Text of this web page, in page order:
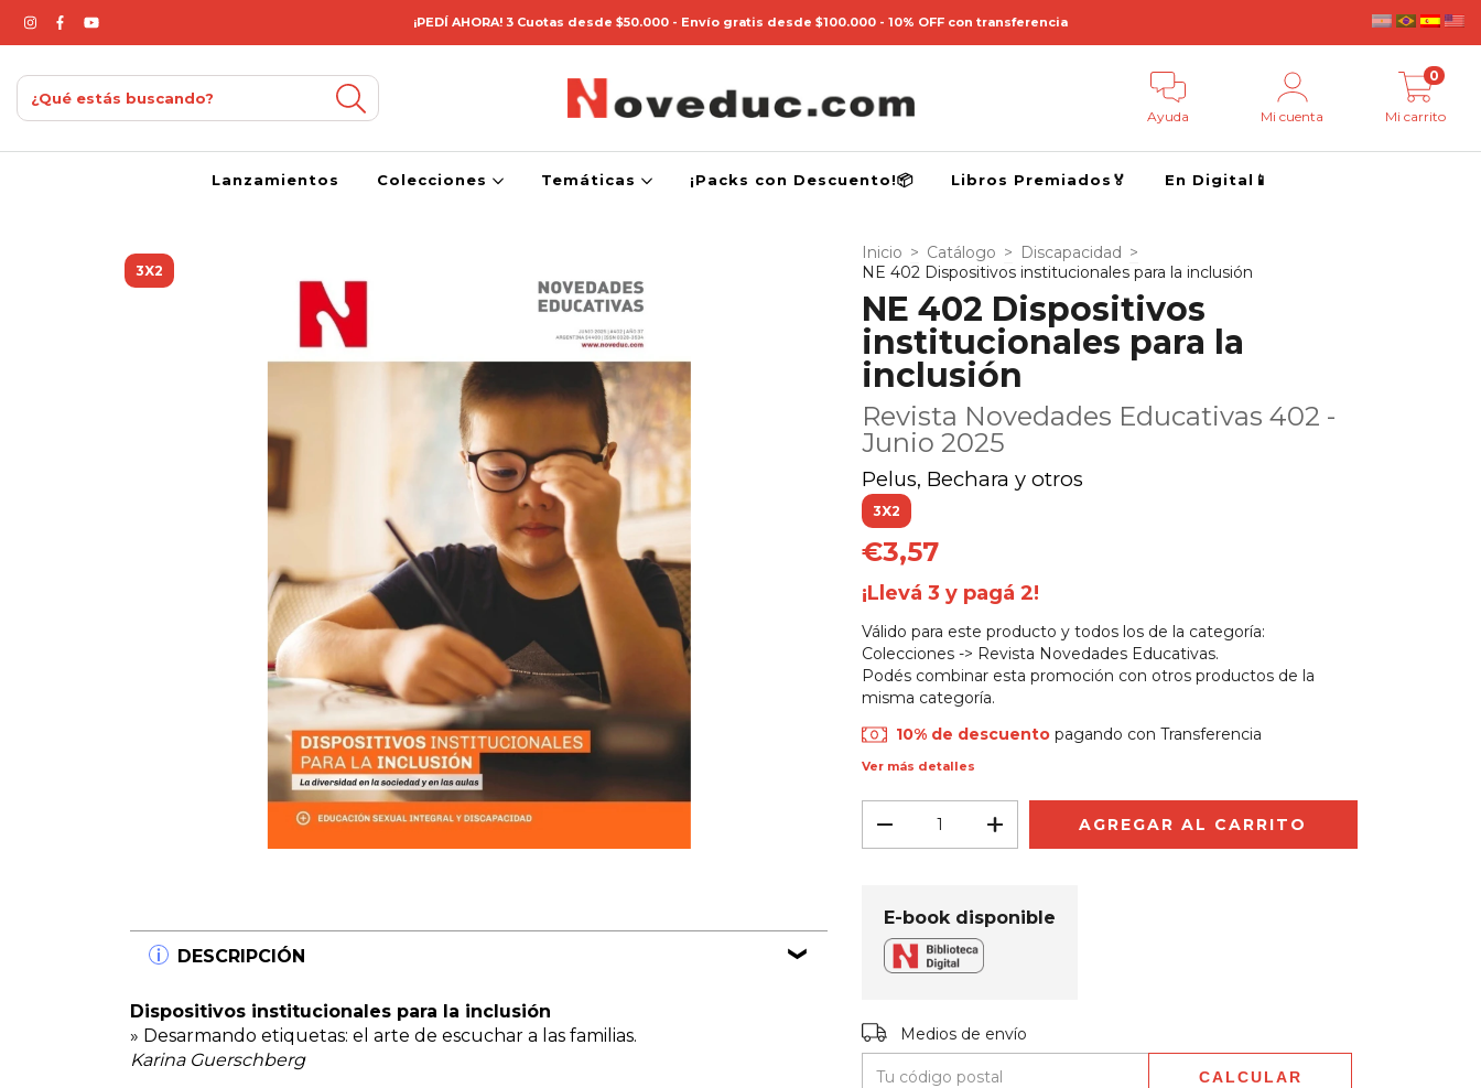
¡PEDÍ AHORA! 3 Cuotas desde $50.000 - Envío gratis desde $100.000 - 10% OFF con transferencia
Ayuda Mi cuenta Mi carrito
0
Lanzamientos Colecciones Temáticas ¡Packs con Descuento!📦 Libros Premiados🏅 En Digital📱
3X2
DESCRIPCIÓN
Dispositivos institucionales para la inclusión
» Desarmando etiquetas: el arte de escuchar a las familias.
Karina Guerschberg
Inicio > Catálogo > Discapacidad >
NE 402 Dispositivos institucionales para la inclusión
NE 402 Dispositivos
institucionales para la
inclusión
Revista Novedades Educativas 402 -
Junio 2025
Pelus, Bechara y otros
3X2
€3,57
¡Llevá 3 y pagá 2!
Válido para este producto y todos los de la categoría:
Colecciones -> Revista Novedades Educativas.
Podés combinar esta promoción con otros productos de la
misma categoría.
10% de descuento pagando con Transferencia
Ver más detalles
E-book disponible
Entregas para el CP:
Medios de envío
CALCULAR